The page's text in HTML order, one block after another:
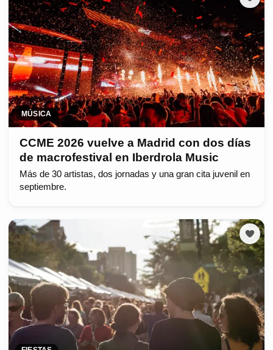
MÚSICA
CCME 2026 vuelve a Madrid con dos días
de macrofestival en Iberdrola Music
Más de 30 artistas, dos jornadas y una gran cita juvenil en
septiembre.